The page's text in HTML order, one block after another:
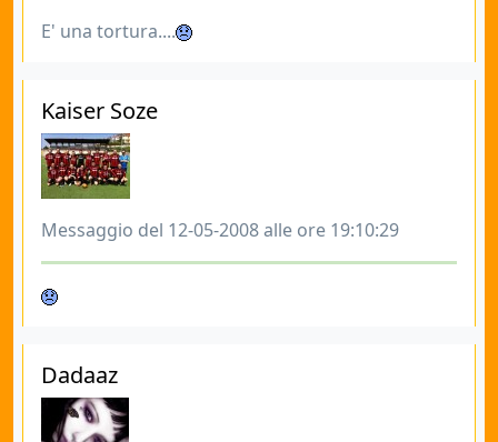
E' una tortura....
Kaiser Soze
Messaggio del 12-05-2008 alle ore 19:10:29
Dadaaz